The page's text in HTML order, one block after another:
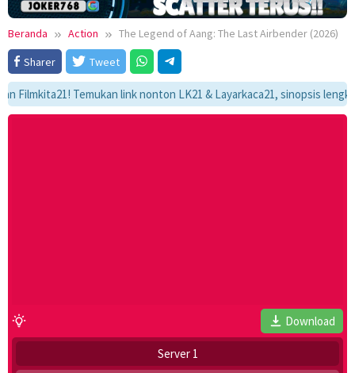
Beranda Action
The Legend of Aang: The Last Airbender (2026)
Sharer
Tweet
Temukan link nonton LK21 & Layarkaca21, sinopsis
Download
Server 1